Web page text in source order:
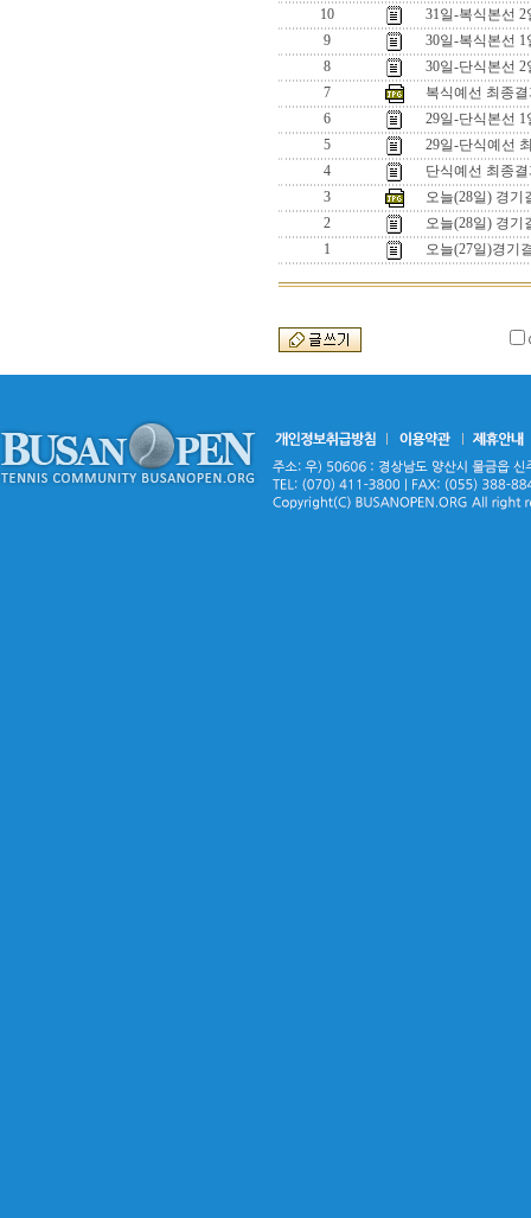
10
31일-복식본선 2
9
30일-복식본선 1
8
30일-단식본선 2
7
복식예선 최종
6
29일-단식본선 1
5
29일-단식예선
4
단식예선 최종
3
오늘(28일) 경기
2
오늘(28일) 경기
1
오늘(27일)경기